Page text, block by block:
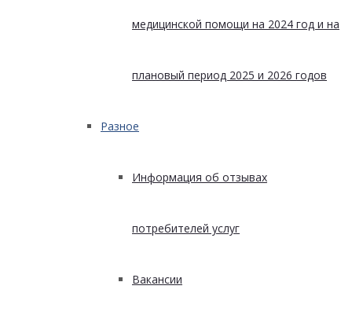
медицинской помощи на 2024 год и на
плановый период 2025 и 2026 годов
Разное
Информация об отзывах
потребителей услуг
Вакансии